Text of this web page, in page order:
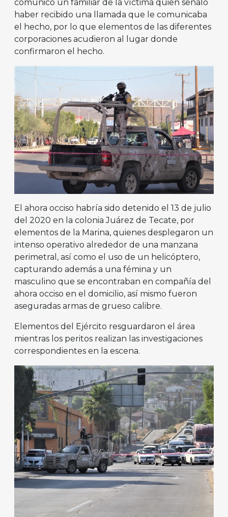
comunicó un familiar de la víctima quien señaló
haber recibido una llamada que le comunicaba
el hecho, por lo que elementos de las diferentes
corporaciones acudieron al lugar donde
confirmaron el hecho.
El ahora occiso habría sido detenido el 13 de julio
del 2020 en la colonia Juárez de Tecate, por
elementos de la Marina, quienes desplegaron un
intenso operativo alrededor de una manzana
perimetral, así como el uso de un helicóptero,
capturando además a una fémina y un
masculino que se encontraban en compañía del
ahora occiso en el domicilio, así mismo fueron
aseguradas armas de grueso calibre.
Elementos del Ejército resguardaron el área
mientras los peritos realizan las investigaciones
correspondientes en la escena.